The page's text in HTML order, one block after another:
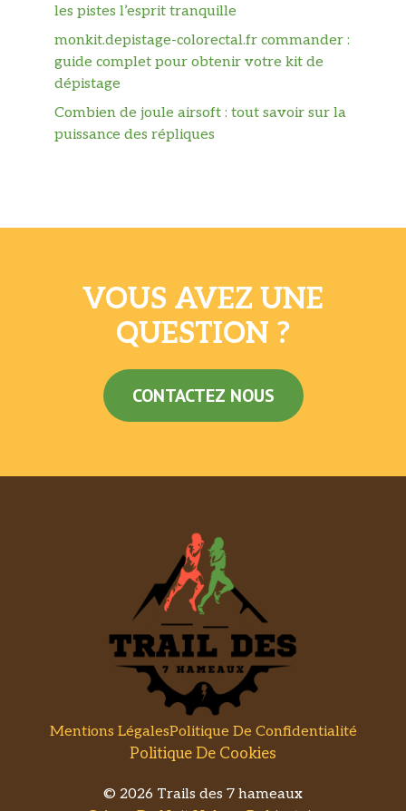
les pistes l’esprit tranquille
monkit.depistage-colorectal.fr commander :
guide complet pour obtenir votre kit de
dépistage
Combien de joule airsoft : tout savoir sur la
puissance des répliques
VOUS AVEZ UNE
QUESTION ?
CONTACTEZ NOUS
Mentions LégalesPolitique De Confidentialité
Politique De Cookies
© 2026 Trails des 7 hameaux